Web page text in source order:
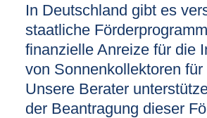
In Deutschland gibt es
staatliche
finanzielle Anreize für die
von Sonnenkollektoren für
Unsere Berater
der Beantragung dieser